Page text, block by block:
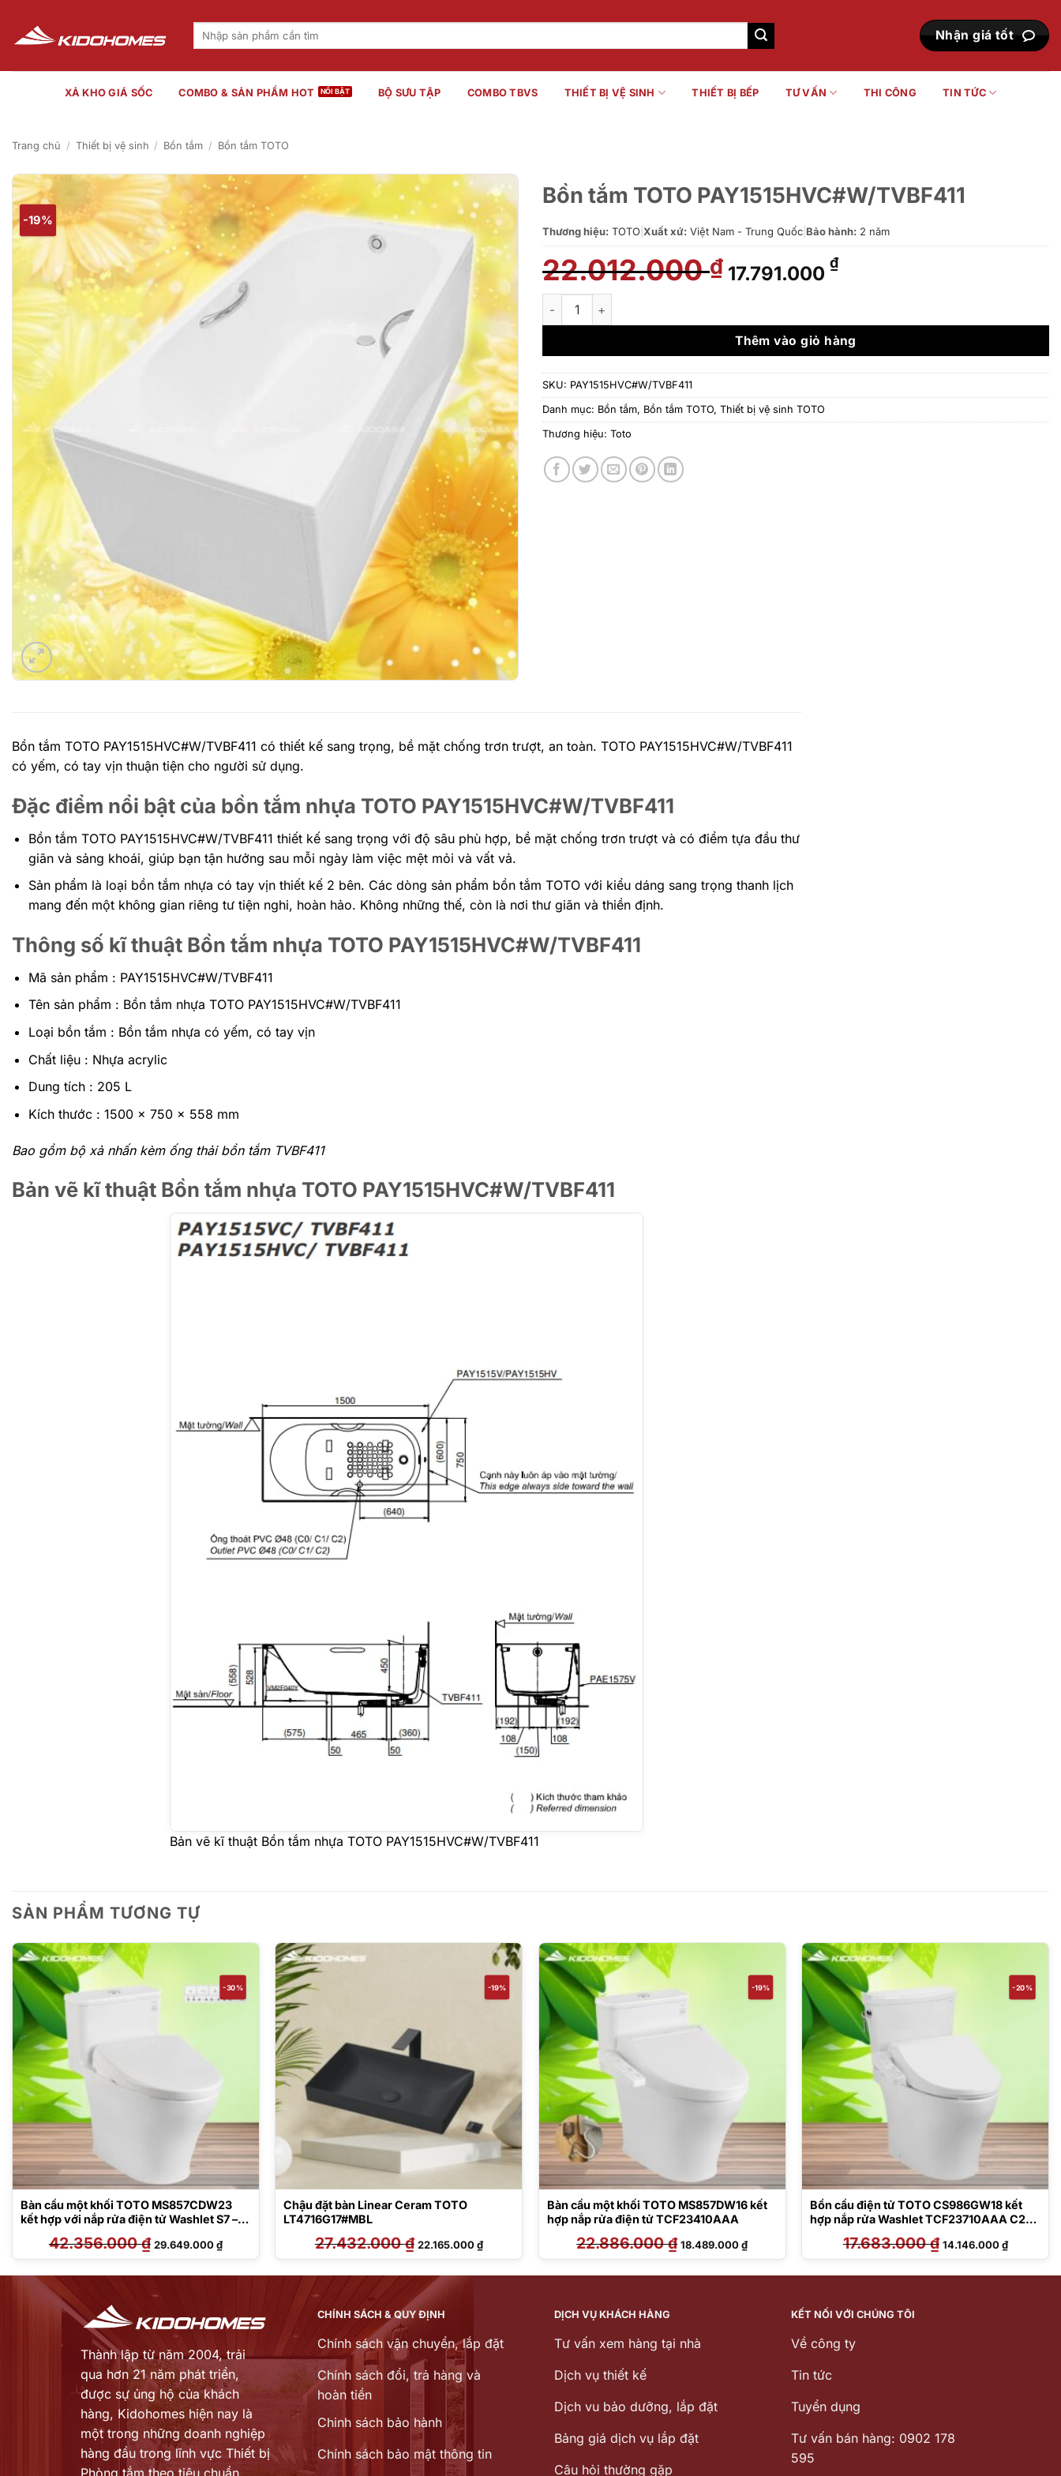
nội
dung
Tìm
Nhận giá tốt
XẢ KHO GIÁ SỐC COMBO & SẢN PHẨM HOT BỘ SƯU TẬP COMBO TBVS THIẾT BỊ VỆ SINH THIẾT BỊ BẾP TƯ VẤN THI CÔNG TIN TỨC
Trang chủ / Thiết bị vệ sinh / Bồn tắm / Bồn tắm TOTO
-19%
Bồn tắm TOTO PAY1515HVC#W/TVBF411
Thương hiệu: TOTO Xuất xứ: Việt Nam - Trung Quốc Bảo hành: 2 năm
22.012.000₫ Giá
gốc
22.012.000 ₫.
17.791.000 ₫Giá
là:
17.791.000 ₫.
Bồn tắm TOTO PAY1515HVC#W/TVBF411 số lượng
Thêm vào giỏ hàng
SKU: PAY1515HVC#W/TVBF411
Danh mục: Bồn tắm, Bồn tắm TOTO, Thiết bị vệ sinh TOTO
Thương hiệu: Toto
Bồn tắm TOTO PAY1515HVC#W/TVBF411 có thiết kế sang trọng, bề mặt chống trơn trượt, an toàn. TOTO PAY1515HVC#W/TVBF411
có yếm, có tay vịn thuận tiện cho người sử dụng.
Đặc điểm nổi bật của bồn tắm nhựa TOTO PAY1515HVC#W/TVBF411
Bồn tắm TOTO PAY1515HVC#W/TVBF411 thiết kế sang trọng với độ sâu phù hợp, bề mặt chống trơn trượt và có điểm tựa đầu thư
giãn và sảng khoái, giúp bạn tận hưởng sau mỗi ngày làm việc mệt mỏi và vất vả.
Sản phẩm là loại bồn tắm nhựa có tay vịn thiết kế 2 bên. Các dòng sản phẩm bồn tắm TOTO với kiểu dáng sang trọng thanh lịch
mang đến một không gian riêng tư tiện nghi, hoàn hảo. Không những thế, còn là nơi thư giãn và thiền định.
Thông số kĩ thuật Bồn tắm nhựa TOTO PAY1515HVC#W/TVBF411
Mã sản phẩm : PAY1515HVC#W/TVBF411
Tên sản phẩm : Bồn tắm nhựa TOTO PAY1515HVC#W/TVBF411
Loại bồn tắm : Bồn tắm nhựa có yếm, có tay vịn
Chất liệu : Nhựa acrylic
Dung tích : 205 L
Kích thước : 1500 x 750 x 558 mm
Bao gồm bộ xả nhấn kèm ống thải bồn tắm TVBF411
Bản vẽ kĩ thuật Bồn tắm nhựa TOTO PAY1515HVC#W/TVBF411
Bản vẽ kĩ thuật Bồn tắm nhựa TOTO PAY1515HVC#W/TVBF411
SẢN PHẨM TƯƠNG TỰ
-30%
Bàn cầu một khối TOTO MS857CDW23
kết hợp với nắp rửa điện tử Washlet S7 –
TCF47360GAA
42.356.000₫ Giá
gốc
là:
29.649.000₫Giá
hiện
tại
29.649.000 ₫.
-19%
Chậu đặt bàn Linear Ceram TOTO
LT4716G17#MBL
27.432.000₫ Giá
gốc
là:
22.165.000₫Giá
hiện
tại
22.165.000 ₫.
-19%
Bàn cầu một khối TOTO MS857DW16 kết
hợp nắp rửa điện tử TCF23410AAA
22.886.000₫ Giá
gốc
là:
18.489.000₫Giá
hiện
tại
18.489.000 ₫.
-20%
Bồn cầu điện tử TOTO CS986GW18 kết
hợp nắp rửa Washlet TCF23710AAA C2
Simple17.683.000₫ Giá
gốc
là:
14.146.000₫Giá
hiện
tại
₫.
Thành lập từ năm 2004, trải
qua hơn 21 năm phát triển,
được sự ủng hộ của khách
hàng, Kidohomes hiện nay là
một trong những doanh nghiệp
hàng đầu trong lĩnh vực Thiết bị
Phòng tắm theo tiêu chuẩn
CHÍNH SÁCH & QUY ĐỊNH
Chính sách vận chuyển, lắp đặt
Chính sách đổi, trả hàng và
hoàn tiền
Chinh sách bảo hành
Chính sách bảo mật thông tin
DỊCH VỤ KHÁCH HÀNG
Tư vấn xem hàng tại nhà
Dịch vụ thiết kế
Dịch vu bảo dưỡng, lắp đặt
Bảng giá dịch vụ lắp đặt
Câu hỏi thường gặp
KẾT NỐI VỚI CHÚNG TÔI
Về công ty
Tin tức
Tuyển dụng
Tư vấn bán hàng: 0902 178
595